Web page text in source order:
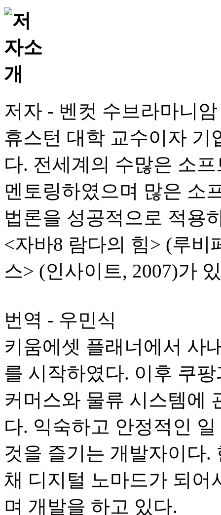
저자 - 벤컷 수브라마니암
휴스턴 대학 교수이자 기
다. 전세계의 수많은 소
멘토링하였으며 많은 소
법론을 성공적으로 적용
<자바8 람다의 힘> (루비
스> (인사이트, 2007)가
번역 - 우민식
키움에셋 플래너에서 사
를 시작하였다. 이후 쿠
커머스와 물류 시스템에
다. 익숙하고 안정적인
것을 즐기는 개발자이다.
채 디지털 노마드가 되어
며 개발을 하고 있다.